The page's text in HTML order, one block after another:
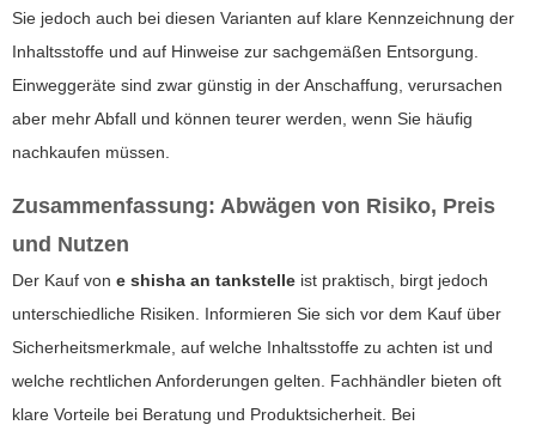
Sie jedoch auch bei diesen Varianten auf klare Kennzeichnung der
Inhaltsstoffe und auf Hinweise zur sachgemäßen Entsorgung.
Einweggeräte sind zwar günstig in der Anschaffung, verursachen
aber mehr Abfall und können teurer werden, wenn Sie häufig
nachkaufen müssen.
Zusammenfassung: Abwägen von Risiko, Preis
und Nutzen
Der Kauf von e shisha an tankstelle ist praktisch, birgt jedoch
unterschiedliche Risiken. Informieren Sie sich vor dem Kauf über
Sicherheitsmerkmale, auf welche Inhaltsstoffe zu achten ist und
welche rechtlichen Anforderungen gelten. Fachhändler bieten oft
klare Vorteile bei Beratung und Produktsicherheit. Bei